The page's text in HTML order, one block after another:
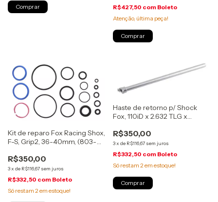
R$427,50 com Boleto
Atenção, última peça!
Kit de reparo Fox Racing Shox,
F-S, Grip2, 36-40mm, (803-
R$350,00
3x de R$116,67 sem juros
R$332,50 com Boleto
Só restam 2 em estoque!
Haste de retorno p/ Shock
Fox, 110iD x 2.632 TLG x
R$350,00
3x de R$116,67 sem juros
R$332,50 com Boleto
Só restam 2 em estoque!